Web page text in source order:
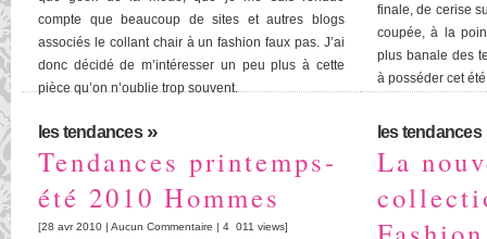
compte que beaucoup de sites et autres blogs
associés le collant chair à un fashion faux pas. J’ai
donc décidé de m’intéresser un peu plus à cette
pièce qu’on n’oublie trop souvent.
finale, de cerise
coupée, à la
plus banale des
à posséder cet
les tendances»
Tendances printemps-
été 2010 Hommes
[28 avr 2010 | Aucun Commentaire | 4 011 views]
les tendances
La